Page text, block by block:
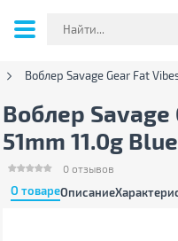
Воблер Savage Gear Fat
Воблер Savage
51mm 11.0g
О товареОписание
0отзывов